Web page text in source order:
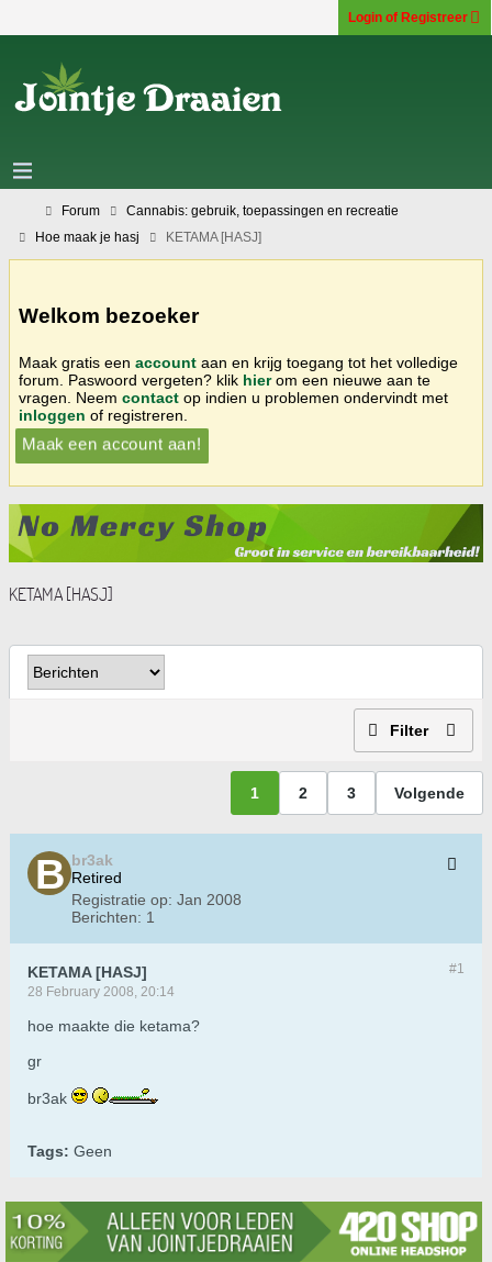
Login of Registreer
Forum
Cannabis: gebruik, toepassingen en recreatie
Hoe maak je hasj
KETAMA [HASJ]
Welkom bezoeker
Maak gratis een account aan en krijg toegang tot het volledige
forum. Paswoord vergeten? klik hierom een nieuwe aan te
vragen. Neem contact op indien u problemen ondervindt met
inloggen of registreren.
Maak een account aan!
KETAMA [HASJ]
Filter
1 2 3 Volgende
br3ak
Retired
Registratie op: Jan 2008
Berichten: 1
#1
KETAMA [HASJ]
28 February 2008, 20:14
hoe maakte die ketama?
gr
br3ak
Tags: Geen